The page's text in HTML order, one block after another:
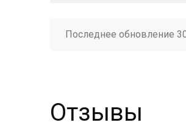
Последнее обновление
Отзывы